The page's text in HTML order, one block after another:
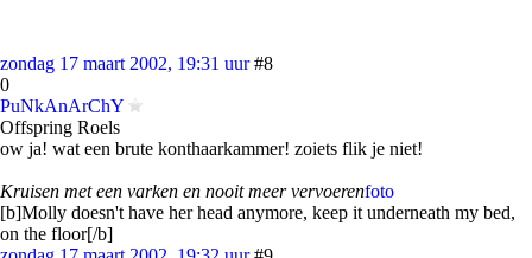
zondag 17 maart 2002, 19:31 uur #8
0
PuNkAnArChY
Offspring Roels
ow ja! wat een brute konthaarkammer! zoiets flik je niet!
Kruisen met een varken en nooit meer vervoerenfoto
[b]Molly doesn't have her head anymore, keep it underneath my bed,
on the floor[/b]